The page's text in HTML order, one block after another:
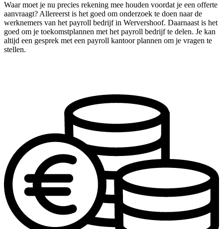
Waar moet je nu precies rekening mee houden voordat je een offerte
aanvraagt? Allereerst is het goed om onderzoek te doen naar de
werknemers van het payroll bedrijf in Wervershoof. Daarnaast is het
goed om je toekomstplannen met het payroll bedrijf te delen. Je kan
altijd een gesprek met een payroll kantoor plannen om je vragen te
stellen.